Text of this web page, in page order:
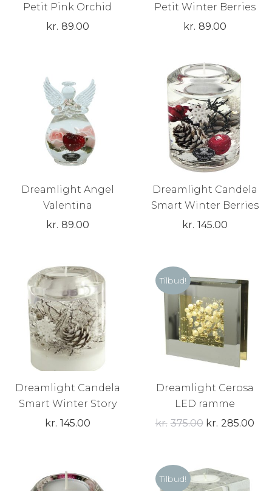
Petit Pink Orchid
kr. 89.00
Petit Winter Berries
kr. 89.00
Dreamlight Angel
Valentina
kr. 89.00
Dreamlight Candela
Smart Winter Berries
kr. 145.00
Dreamlight Candela
Smart Winter Story
kr. 145.00
Tilbud!
Dreamlight Cerosa
LED ramme
kr. 375.00 Den
var:
kr. 285.00
Tilbud!